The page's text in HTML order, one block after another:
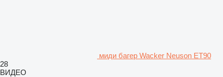
миди багер Wacker Neuson ET90
28
ВИДЕО